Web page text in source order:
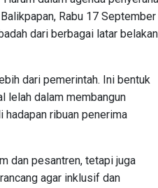
Rabu 17 September
dari berbagai latar
dari pemerintah. Ini bentuk
lelah dalam membangun
hadapan ribuan penerima
dan pesantren, tetapi juga
agar inklusif dan